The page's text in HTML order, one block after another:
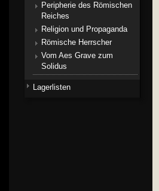
Peripherie des Römischen
Reiches
Religion und Propaganda
Römische Herrscher
Vom Aes Grave zum
Solidus
Lagerlisten